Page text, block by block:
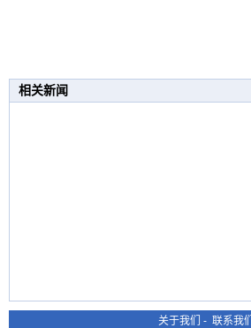
相关新闻
关于我们 - 联系我们